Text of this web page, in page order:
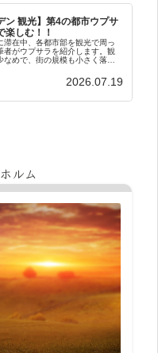
ン 観光】第4の都市ウプサ
楽しむ！！
滞在中、各都市部を観光で周っ
者がウプサラを紹介します。観
なめで、街の規模も小さく落ち
など魅力もあります！！ストッ
車で1時間かから...2026.07.19
ルム